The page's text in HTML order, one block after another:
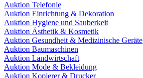
Auktion Telefonie
Auktion Einrichtung & Dekoration
Auktion Hygiene und Sauberkeit
Auktion Ästhetik & Kosmetik
Auktion Gesundheit & Medizinische Geräte
Auktion Baumaschinen
Auktion Landwirtschaft
Auktion Mode & Bekleidung
Auktion Kopierer & Drucker